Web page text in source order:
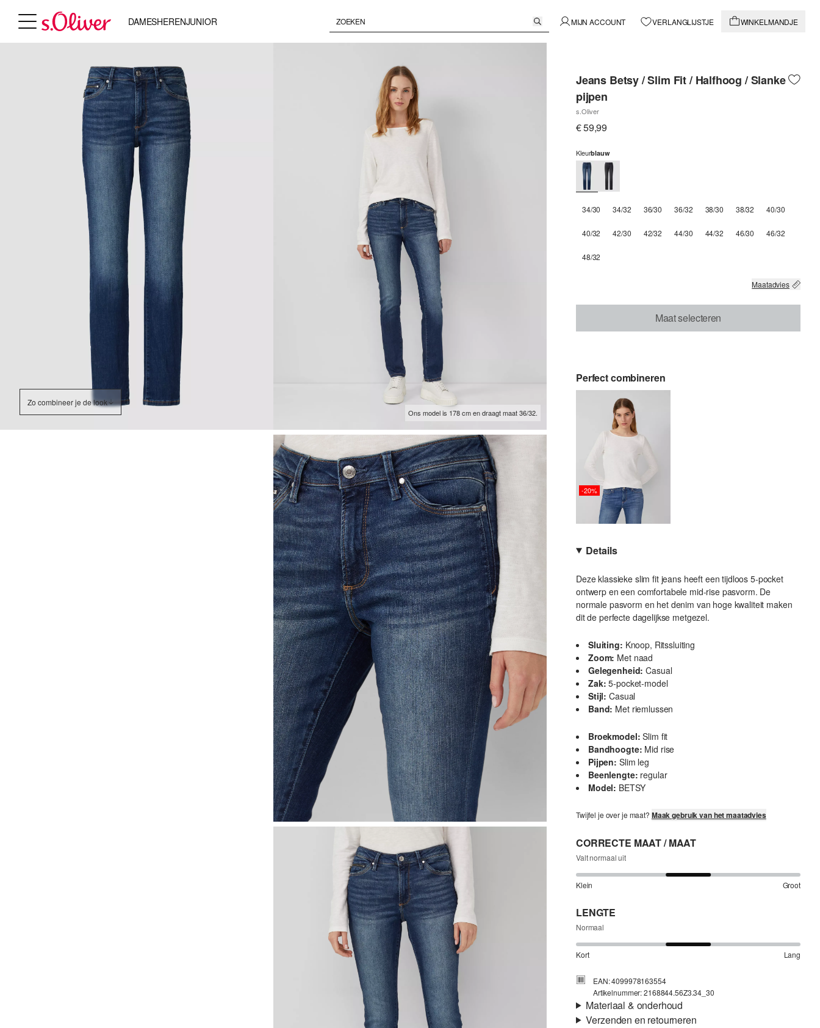
DAMESHERENJUNIOR MIJN ACCOUNT VERLANGLIJSTJE WINKELMANDJE
Zo combineer je de look
Ons model is 178 cm en draagt maat 36/32.
Jeans Betsy / Slim Fit / Halfhoog / Slanke
pijpen
s.Oliver
€ 59,99
Kleurblauw
34/30 34/32 36/30 36/32 38/30 38/32 40/30
40/32 42/30 42/32 44/30 44/32 46/30 46/32
48/32
Maatadvies
Maat selecteren
Perfect combineren
-20%
Details
Deze klassieke slim fit jeans heeft een tijdloos 5-pocket
ontwerp en een comfortabele mid-rise pasvorm. De
normale pasvorm en het denim van hoge kwaliteit maken
dit de perfecte dagelijkse metgezel.
Sluiting: Knoop, Ritssluiting
Zoom: Met naad
Gelegenheid: Casual
Zak: 5-pocket-model
Stijl: Casual
Band: Met riemlussen
Broekmodel: Slim fit
Bandhoogte: Mid rise
Pijpen: Slim leg
Beenlengte: regular
Model: BETSY
Twijfel je over je maat? Maak gebruik van het maatadvies
CORRECTE MAAT / MAAT
Valt normaal uit
Klein Groot
LENGTE
Normaal
Kort Lang
EAN: 4099978163554
Artikelnummer: 2168844.56Z3.34_30
Materiaal & onderhoud
Verzenden en retourneren